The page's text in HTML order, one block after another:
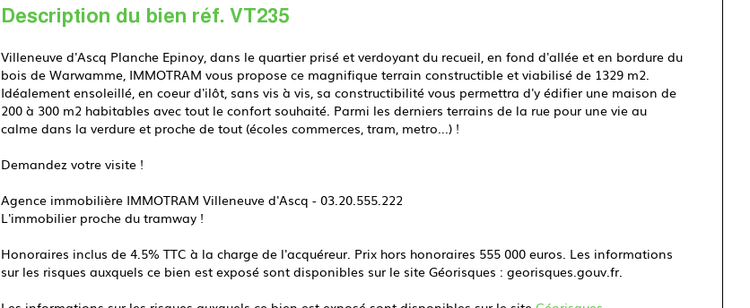
Description du bien réf. VT235
Villeneuve d'Ascq Planche Epinoy, dans le quartier prisé et verdoyant du recueil, en fond d'allée et en bordure du
bois de Warwamme, IMMOTRAM vous propose ce magnifique terrain constructible et viabilisé de 1329 m2.
Idéalement ensoleillé, en coeur d'ilôt, sans vis à vis, sa constructibilité vous permettra d'y édifier une maison de
200 à 300 m2 habitables avec tout le confort souhaité. Parmi les derniers terrains de la rue pour une vie au
calme dans la verdure et proche de tout (écoles commerces, tram, metro...) !
Demandez votre visite !
Agence immobilière IMMOTRAM Villeneuve d'Ascq - 03.20.555.222
L'immobilier proche du tramway !
Honoraires inclus de 4.5% TTC à la charge de l'acquéreur. Prix hors honoraires 555 000 euros. Les informations
sur les risques auxquels ce bien est exposé sont disponibles sur le site Géorisques : georisques.gouv.fr.